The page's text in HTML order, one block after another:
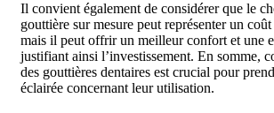
Il convient également de considérer que le
gouttière sur mesure peut représenter un
mais il peut offrir un meilleur confort et une
justifiant ainsi l’investissement. En somme,
des gouttières dentaires est crucial pour
éclairée concernant leur utilisation.